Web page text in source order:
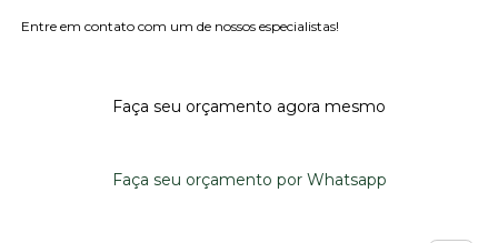
Entre em contato com um de nossos especialistas!
Faça seu orçamento agora mesmo
Faça seu orçamento por Whatsapp